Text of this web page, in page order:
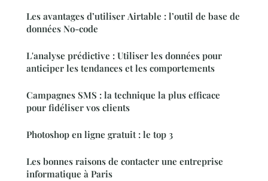
Les avantages d’utiliser Airtable : l’outil de base de
données No-code
L'analyse prédictive : Utiliser les données pour
anticiper les tendances et les comportements
Campagnes SMS : la technique la plus efficace
pour fidéliser vos clients
Photoshop en ligne gratuit : le top 3
Les bonnes raisons de contacter une entreprise
informatique à Paris